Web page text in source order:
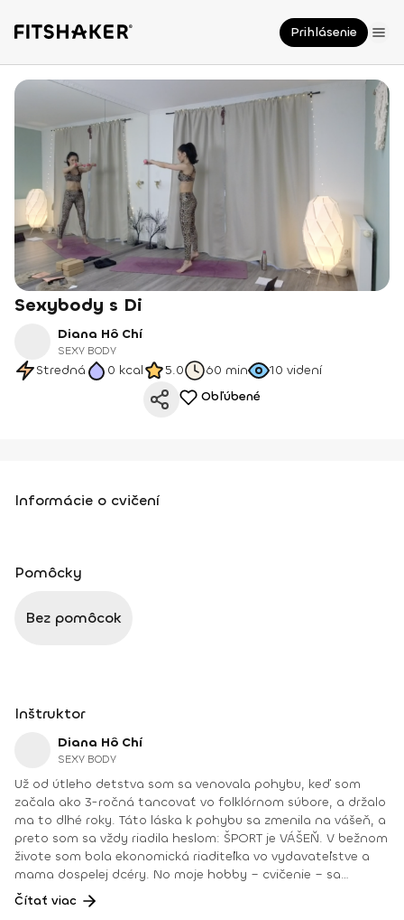
Prihlásenie
Sexybody s Di
Diana Hô Chí
SEXY BODY
Stredná 0 kcal 5.0 60 min 10 videní
Obľúbené
Informácie o cvičení
Pomôcky
Bez pomôcok
Inštruktor
Diana Hô Chí
SEXY BODY
Už od útleho detstva som sa venovala pohybu, keď som
začala ako 3-ročná tancovať vo folklórnom súbore, a držalo
ma to dlhé roky. Táto láska k pohybu sa zmenila na vášeň, a
preto som sa vždy riadila heslom: ŠPORT je VÁŠEŇ. V bežnom
živote som bola ekonomická riaditeľka vo vydavateľstve a
mama dospelej dcéry. No moje hobby – cvičenie – sa
dostávalo do popredia už dlhé roky. Takmer dennodenne
som viedla skupinové tréningy a pre svojich klientov som
Čítať viac